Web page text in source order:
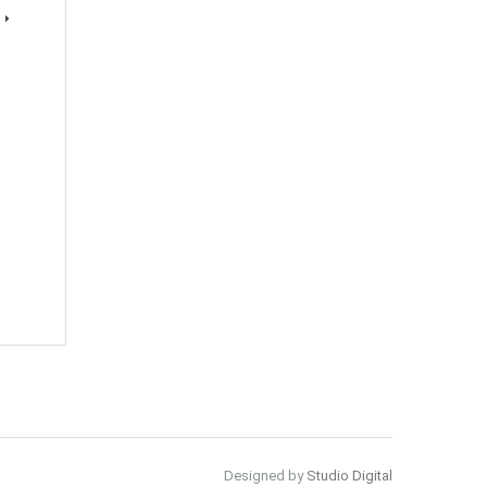
Designed by Studio Digital